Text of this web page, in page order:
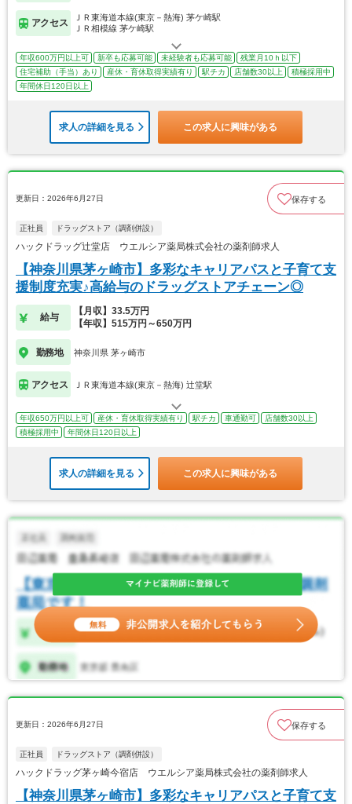
アクセス
ＪＲ東海道本線(東京－熱海) 茅ケ崎駅
ＪＲ相模線 茅ケ崎駅
年収600万円以上可 新卒も応募可能 未経験者も応募可能
残業月10ｈ以下
住宅補助（手当）あり
産休・育休取得実績有り 駅チカ 店舗数30以上
積極採用中
年間休日120日以上
求人の詳細を見る この求人に興味がある
更新日：2026年6月27日 保存する
正社員 ドラッグストア（調剤併設）
ハックドラッグ辻堂店 ウエルシア薬局株式会社の薬剤師求人
【神奈川県茅ヶ崎市】多彩なキャリアパスと子育て支
援制度充実♪高給与のドラッグストアチェーン◎
給与
【月収】33.5万円
【年収】515万円～650万円
勤務地 神奈川県 茅ヶ崎市
アクセス ＪＲ東海道本線(東京－熱海) 辻堂駅
年収650万円以上可 産休・育休取得実績有り 駅チカ 車通勤可
店舗数30以上
積極採用中
年間休日120日以上
求人の詳細を見る この求人に興味がある
更新日：2026年6月27日 保存する
正社員 ドラッグストア（調剤併設）
ハックドラッグ茅ヶ崎今宿店 ウエルシア薬局株式会社の薬剤師求人
【神奈川県茅ヶ崎市】多彩なキャリアパスと子育て支